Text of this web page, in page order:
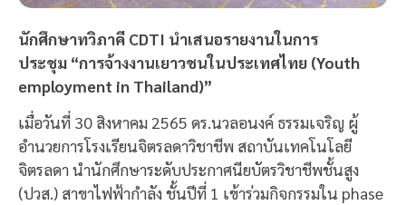
นักศึกษาทวิภาคี CDTI นำเสนอรายงานในการ
ประชุม “การจ้างงานเยาวชนในประเทศไทย (Youth
employment in Thailand)”
เมื่อวันที่ 30 สิงหาคม 2565 ดร.นวลอนงค์ ธรรมเจริญ ผู้
อำนวยการโรงเรียนจิตรลดาวิชาชีพ สถาบันเทคโนโลยี
จิตรลดา นำนักศึกษาระดับประกาศนียบัตรวิชาชีพชั้นสูง
(ปวส.) สาขาไฟฟ้ากำลัง ชั้นปีที่ 1 เข้าร่วมกิจกรรมใน phase